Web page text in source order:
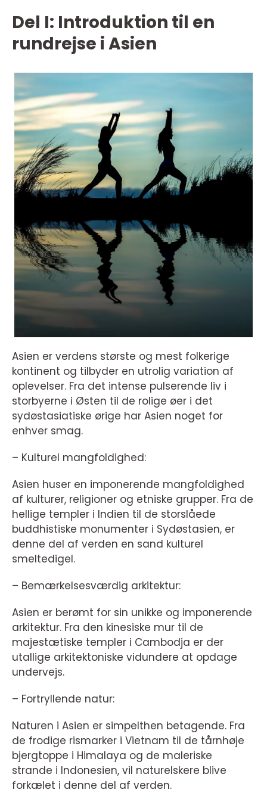
Del I: Introduktion til en
rundrejse i Asien
Asien er verdens største og mest folkerige
kontinent og tilbyder en utrolig variation af
oplevelser. Fra det intense pulserende liv i
storbyerne i Østen til de rolige øer i det
sydøstasiatiske ørige har Asien noget for
enhver smag.
– Kulturel mangfoldighed:
Asien huser en imponerende mangfoldighed
af kulturer, religioner og etniske grupper. Fra de
hellige templer i Indien til de storslåede
buddhistiske monumenter i Sydøstasien, er
denne del af verden en sand kulturel
smeltedigel.
– Bemærkelsesværdig arkitektur:
Asien er berømt for sin unikke og imponerende
arkitektur. Fra den kinesiske mur til de
majestætiske templer i Cambodja er der
utallige arkitektoniske vidundere at opdage
undervejs.
– Fortryllende natur:
Naturen i Asien er simpelthen betagende. Fra
de frodige rismarker i Vietnam til de tårnhøje
bjergtoppe i Himalaya og de maleriske
strande i Indonesien, vil naturelskere blive
forkælet i denne del af verden.